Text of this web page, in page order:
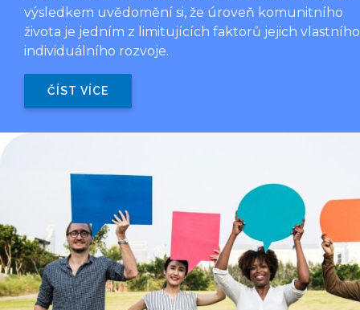
výsledkem uvědomění si, že úroveň komunitního
života je jedním z limitujících faktorů jejich vlastního
individuálního rozvoje.
ČÍST VÍCE